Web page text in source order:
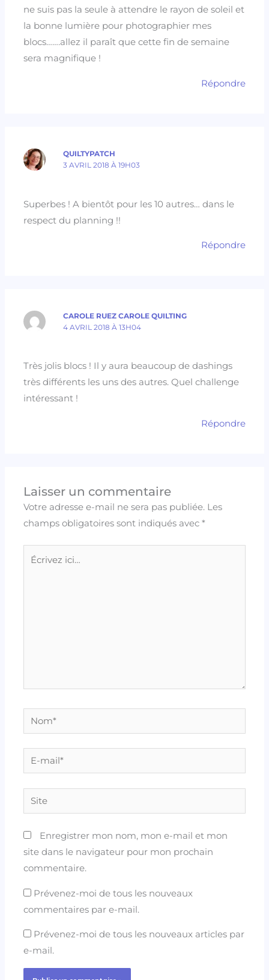
ne suis pas la seule à attendre le rayon de soleil et
la bonne lumière pour photographier mes
blocs…….allez il paraît que cette fin de semaine
sera magnifique !
Répondre
QUILTYPATCH
3 AVRIL 2018 À 19H03
Superbes ! A bientôt pour les 10 autres… dans le
respect du planning !!
Répondre
CAROLE RUEZ CAROLE QUILTING
4 AVRIL 2018 À 13H04
Très jolis blocs ! Il y aura beaucoup de dashings
très différents les uns des autres. Quel challenge
intéressant !
Répondre
Laisser un commentaire
Votre adresse e-mail ne sera pas publiée. Les
champs obligatoires sont indiqués avec*
Nom*
E-
mail*
Site
Enregistrer mon nom, mon e-mail et mon
site dans le navigateur pour mon prochain
commentaire.
Prévenez-moi de tous les nouveaux
commentaires par e-mail.
Prévenez-moi de tous les nouveaux articles par
e-mail.